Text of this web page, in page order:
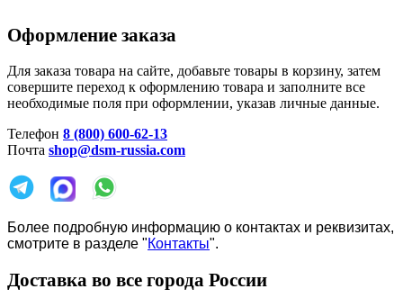
Оформление заказа
Для заказа товара на сайте, добавьте товары в корзину, затем
совершите переход к оформлению товара и заполните все
необходимые поля при оформлении, указав личные данные.
Телефон 8 (800) 600-62-13
Почта shop@dsm-russia.com
Более подробную информацию о контактах и реквизитах,
смотрите в разделе "Контакты".
Доставка во все города России